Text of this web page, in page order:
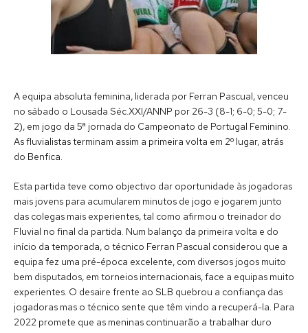
A equipa absoluta feminina, liderada por Ferran Pascual, venceu
no sábado o Lousada Séc.XXI/ANNP por 26-3 (8-1; 6-0; 5-0; 7-
2), em jogo da 5ª jornada do Campeonato de Portugal Feminino.
As fluvialistas terminam assim a primeira volta em 2º lugar, atrás
do Benfica.
Esta partida teve como objectivo dar oportunidade às jogadoras
mais jovens para acumularem minutos de jogo e jogarem junto
das colegas mais experientes, tal como afirmou o treinador do
Fluvial no final da partida. Num balanço da primeira volta e do
início da temporada, o técnico Ferran Pascual considerou que a
equipa fez uma pré-época excelente, com diversos jogos muito
bem disputados, em torneios internacionais, face a equipas muito
experientes. O desaire frente ao SLB quebrou a confiança das
jogadoras mas o técnico sente que têm vindo a recuperá-la. Para
2022 promete que as meninas continuarão a trabalhar duro